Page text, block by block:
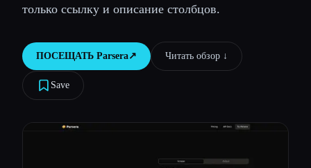
Блог
Сравнить инструменты
Все категории
только ссылку и описание столбцов.
ПОСЕЩАТЬ Parsera↗︎ Читать обзор ↓︎
Save